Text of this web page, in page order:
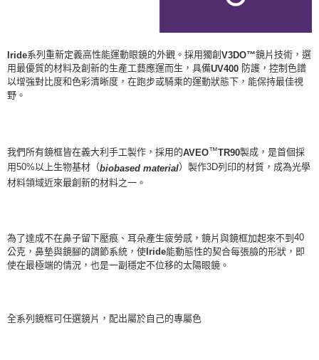
Iride系列重新定義高性能運動眼鏡的外觀。採用獨創 V3DO™鏡片技術，選
用最優質的材料及創新的生產工藝應運而生，具備UV400 防護，控制色譜
以增強對比度和色彩清晰度，在跑步或騎乘的運動狀態下，能保持最佳視
野。
我們所有鏡框皆在義大利手工製作，採用的AVEO™TR90製成，是首個採
用50%以上生物基材（biobased material）製作3D列印的材質，成為光學
材料領域近來最創新的材料之一。
為了達成不在鼻子留下壓痕、耳朵產生疲勞感，鏡片與鏡框加起來不到 40
公克，鼻墊與鏡腳的調節系統，使 Iride能動態性的契合每張臉的形狀，即
使在最極端的情況，也是一副穩定不位移的太陽眼鏡。
全系列鏡框可任選鏡片，配出屬於自己的專屬色